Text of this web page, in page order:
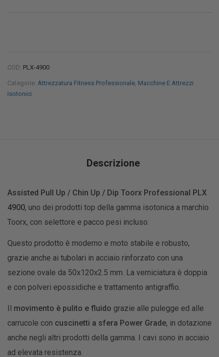
COD: PLX-4900
Categorie: Attrezzatura Fitness Professionale Macchine E Attrezzi
Isotonici
Descrizione
Assisted Pull Up / Chin Up / Dip Toorx Professional PLX
4900, uno dei prodotti top della gamma isotonica a marchio
Toorx, con selettore e pacco pesi incluso.
Questo prodotto è moderno e moto stabile e robusto,
grazie anche ai tubolari in acciaio rinforzato con una
sezione ovale da 50x120x2.5 mm. La verniciatura è doppia
e con polveri epossidiche e trattamento antigraffio.
Il movimento è pulito e fluido grazie alle pulegge ed alle
carrucole con cuscinetti a sfera Power Grade, in dotazione
anche negli altri prodotti della gamma. I cavi sono in acciaio
ad elevata resistenza.